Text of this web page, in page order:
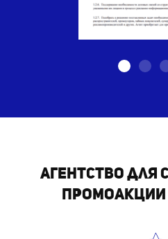
Агентство для
промоакции